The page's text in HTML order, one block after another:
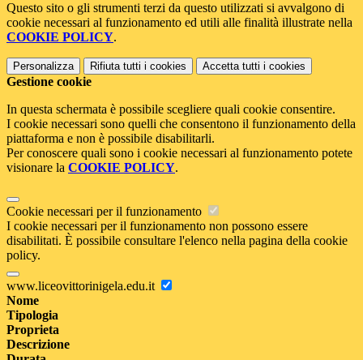
Questo sito o gli strumenti terzi da questo utilizzati si avvalgono di
cookie necessari al funzionamento ed utili alle finalità illustrate nella
COOKIE POLICY.
Personalizza Rifiuta tutti i cookies Accetta tutti i cookies
Gestione cookie
In questa schermata è possibile scegliere quali cookie consentire.
I cookie necessari sono quelli che consentono il funzionamento della
piattaforma e non è possibile disabilitarli.
Per conoscere quali sono i cookie necessari al funzionamento potete
visionare la COOKIE POLICY.
Cookie necessari per il funzionamento
I cookie necessari per il funzionamento non possono essere
disabilitati. È possibile consultare l'elenco nella pagina della cookie
policy.
www.liceovittorinigela.edu.it
Nome
Tipologia
Proprieta
Descrizione